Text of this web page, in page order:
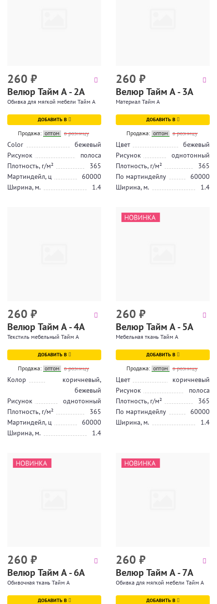
260 ₽
Велюр Тайм А - 2А
Обивка для мягкой мебели Тайм А
ДОБАВИТЬ В
Продажа: оптом в розницу
Color
бежевый
Рисунок
полоса
Плотность, г/м²
365
Мартиндейл, ц
60000
Ширина, м.
1.4
260 ₽
Велюр Тайм А - 3А
Материал Тайм А
ДОБАВИТЬ В
Продажа: оптом в розницу
Цвет
бежевый
Рисунок
однотонный
Плотность, г/м²
365
По мартиндейлу
60000
Ширина, м.
1.4
260 ₽
Велюр Тайм А - 4А
Текстиль мебельный Тайм А
ДОБАВИТЬ В
Продажа: оптом в розницу
Колор
коричневый,
бежевый
Рисунок
однотонный
Плотность, г/м²
365
Мартиндейл, ц
60000
Ширина, м.
1.4
260 ₽
Велюр Тайм А - 5А
Мебельная ткань Тайм А
ДОБАВИТЬ В
Продажа: оптом в розницу
Цвет
коричневый
Рисунок
полоса
Плотность, г/м²
365
По мартиндейлу
60000
Ширина, м.
1.4
260 ₽
Велюр Тайм А - 6А
Обивочная ткань Тайм А
ДОБАВИТЬ В
260 ₽
Велюр Тайм А - 7А
Обивка для мягкой мебели Тайм А
ДОБАВИТЬ В